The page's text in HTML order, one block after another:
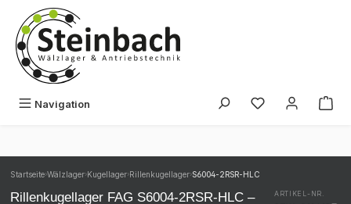
Zum Hauptinhalt springen
Navigation Du hast 0
Startseite›Wälzlager›Kugellager›Rillenkugellager›S6004-2RSR-HLC
Rillenkugellager FAG S6004-2RSR-HLC –
ARTIKEL-NR.